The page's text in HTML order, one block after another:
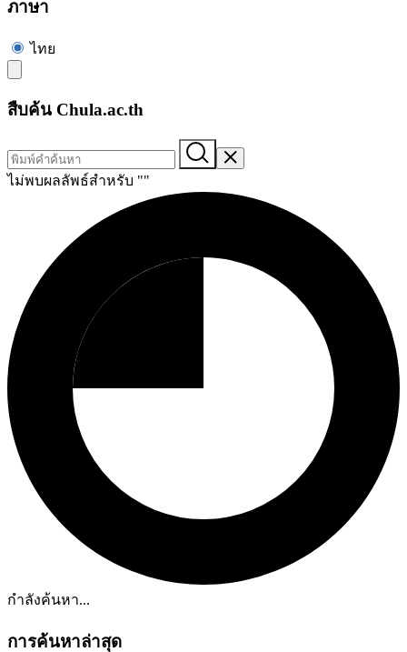
ภาษา
ไทย
สืบค้น Chula.ac.th
ไม่พบผลลัพธ์สำหรับ ""
กำลังค้นหา...
การค้นหาล่าสุด